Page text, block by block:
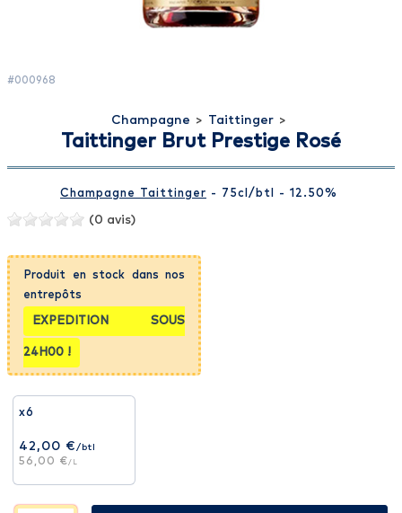
#000968
Champagne > Taittinger >
Taittinger Brut Prestige Rosé
Champagne Taittinger - 75cl /btl - 12.50%
(0 avis)
Produit en stock dans nos
entrepôts
EXPEDITION SOUS
24H00 !
x6
42,00 €/btl
56,00 €/L